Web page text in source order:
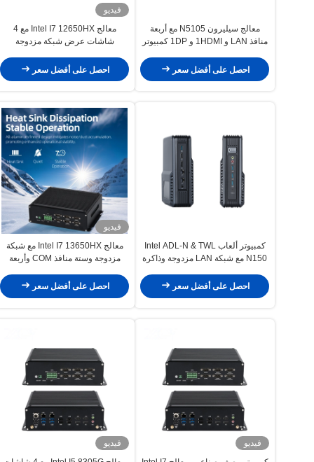
معالج سيليرون N5105 مع أربعة
منافذ LAN و 1HDMI و 1DP كمبيوتر
احصل على أفضل سعر
فيديو
معالج Intel I7 12650HX مع 4
شاشات عرض شبكة مزدوجة
احصل على أفضل سعر
كمبيوتر ألعاب Intel ADL-N & TWL
N150 مع شبكة LAN مزدوجة وذاكرة
جيجابايت
احصل على أفضل سعر
فيديو
معالج Intel I7 13650HX مع شبكة
مزدوجة وستة منافذ COM وأربعة
احصل على أفضل سعر
فيديو
فيديو